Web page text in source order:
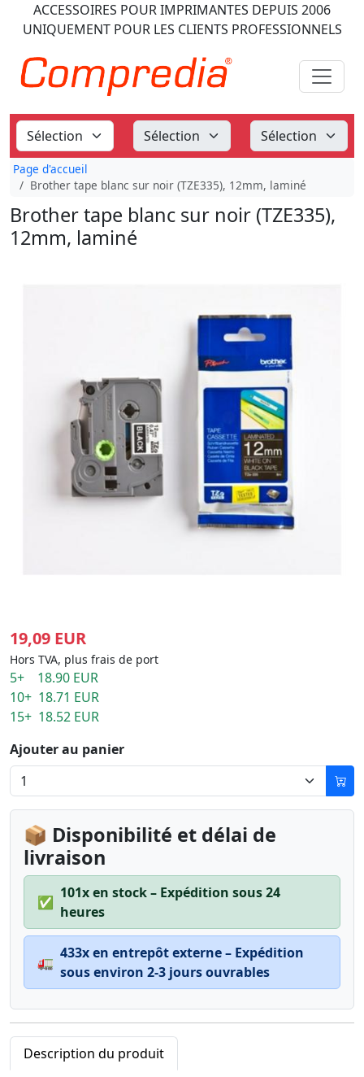
ACCESSOIRES POUR IMPRIMANTES DEPUIS 2006
UNIQUEMENT POUR LES CLIENTS PROFESSIONNELS
Page d'accueil
Brother tape blanc sur noir (TZE335), 12mm, laminé
Brother tape blanc sur noir (TZE335),
12mm, laminé
19,09 EUR
Hors TVA, plus frais de port
5+ 18.90 EUR
10+ 18.71 EUR
15+ 18.52 EUR
Ajouter au panier
📦 Disponibilité et délai de
livraison
✅
101x en stock – Expédition sous 24
heures
🚛
433x en entrepôt externe – Expédition
sous environ 2-3 jours ouvrables
Description du produit